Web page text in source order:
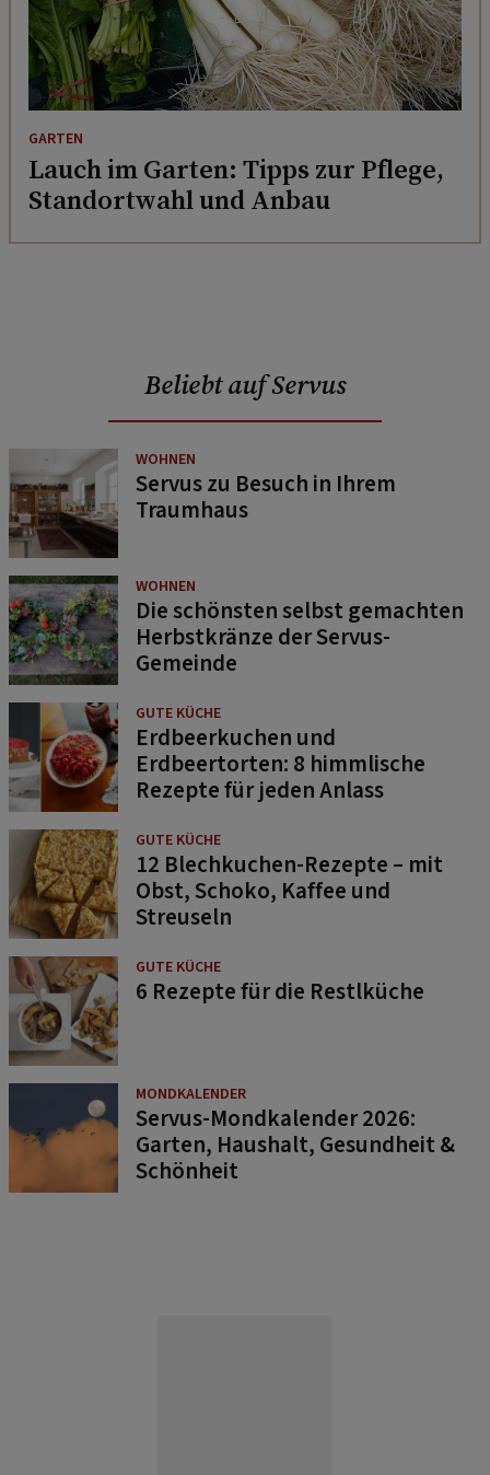
GARTEN
Lauch im Garten: Tipps zur Pflege,
Standortwahl und Anbau
Beliebt auf Servus
WOHNEN
Servus zu Besuch in Ihrem
Traumhaus
WOHNEN
Die schönsten selbst gemachten
Herbstkränze der Servus-
Gemeinde
GUTE KÜCHE
Erdbeerkuchen und
Erdbeertorten: 8 himmlische
Rezepte für jeden Anlass
GUTE KÜCHE
12 Blechkuchen-Rezepte – mit
Obst, Schoko, Kaffee und
Streuseln
GUTE KÜCHE
6 Rezepte für die Restlküche
MONDKALENDER
Servus-Mondkalender 2026:
Garten, Haushalt, Gesundheit &
Schönheit